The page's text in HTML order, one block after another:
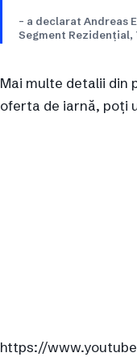
– a declarat Andreas
Segment Rezidenţial,
Mai multe detalii din
oferta de iarnă, poți
https://